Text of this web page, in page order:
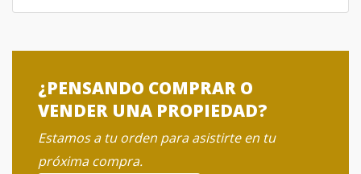
¿PENSANDO COMPRAR O
VENDER UNA PROPIEDAD?
Estamos a tu orden para asistirte en tu
próxima compra.